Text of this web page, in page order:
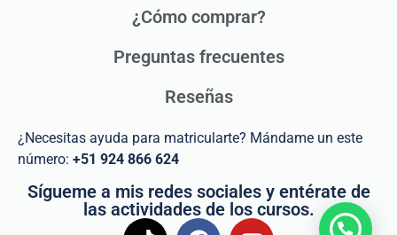
¿Cómo comprar?
Preguntas frecuentes
Reseñas
¿Necesitas ayuda para matricularte? Mándame un este
número: +51 924 866 624
Sígueme a mis redes sociales y entérate de
las actividades de los cursos.